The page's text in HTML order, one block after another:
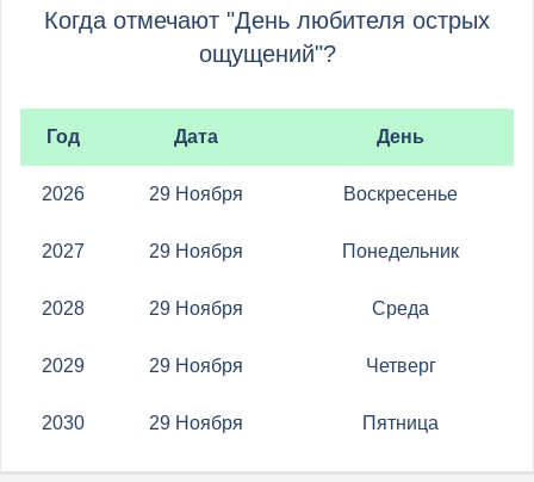
Когда отмечают "День любителя острых
ощущений"?
Год Дата День
2026 29 Ноября Воскресенье
2027 29 Ноября Понедельник
2028 29 Ноября Среда
2029 29 Ноября Четверг
2030 29 Ноября Пятница